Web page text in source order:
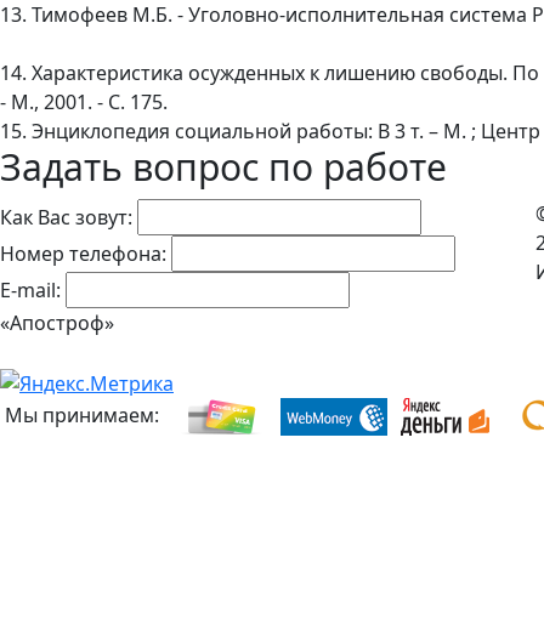
13. Тимофеев М.Б. - Уголовно-исполнительная система
14. Характеристика осужденных к лишению свободы.
- М., 2001. - С. 175.
15. Энциклопедия социальной работы: В 3 т. – М. ;
Задать вопрос по работе
Как Вас зовут:
Номер телефона:
E-mail:
«Апостроф»
Мы принимаем: